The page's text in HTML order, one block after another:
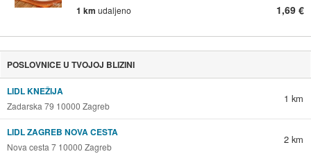
1 km udaljeno 1,69 €
POSLOVNICE U TVOJOJ BLIZINI
LIDL KNEŽIJA
Zadarska 79 10000 Zagreb
1 km
LIDL ZAGREB NOVA CESTA
Nova cesta 7 10000 Zagreb
2 km